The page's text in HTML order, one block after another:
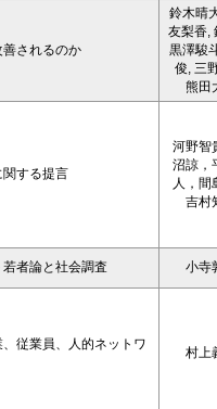
されるのか
鈴木晴
友梨香,
黒澤駿
俊, 三
熊田
する提言
河野智
沼諒，
人，間
吉村
者論と社会調査 小寺
従業員、人的ネットワ
村上